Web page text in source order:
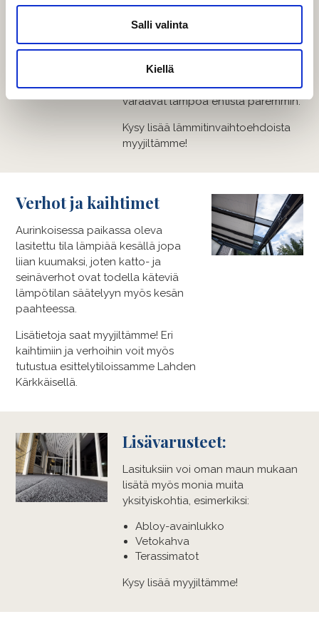
Salli valinta
Kiellä
iloa. Lämmittimellä voi lämmittää
terassin käytettäväksi milloin vain,
nopeasti lämpimäksi illalliselle tai
muuhun oleiluun. Lisäksi saatavilla
on myös lämpölasittuksia, jotka
varaavat lämpöä entistä paremmin.
Kysy lisää lämmitinvaihtoehdoista
myyjiltämme!
Verhot ja kaihtimet
Aurinkoisessa paikassa oleva
lasitettu tila lämpiää kesällä jopa
liian kuumaksi, joten katto- ja
seinäverhot ovat todella käteviä
lämpötilan säätelyyn myös kesän
paahteessa.
Lisätietoja saat myyjiltämme! Eri
kaihtimiin ja verhoihin voit myös
tutustua esittelytiloissamme Lahden
Kärkkäisellä.
Lisävarusteet:
Lasituksiin voi oman maun mukaan
lisätä myös monia muita
yksityiskohtia, esimerkiksi:
Abloy-avainlukko
Vetokahva
Terassimatot
Kysy lisää myyjiltämme!